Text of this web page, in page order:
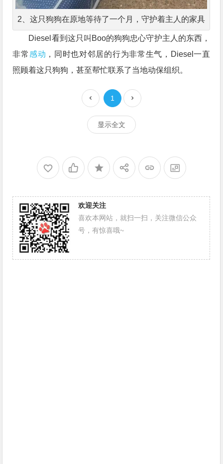
2、这只狗狗在原地等待了一个月，守护着主人的家具
Diesel看到这只叫Boo的狗狗忠心守护主人的东西，
非常感动 ，同时也对邻居的行为非常生气，Diesel一直
照顾着这只狗狗，甚至帮忙联系了当地动保组织。
1
显示全文
欢迎关注
喜欢本网站，就扫一扫，关注微信公众
号，有惊喜哦~